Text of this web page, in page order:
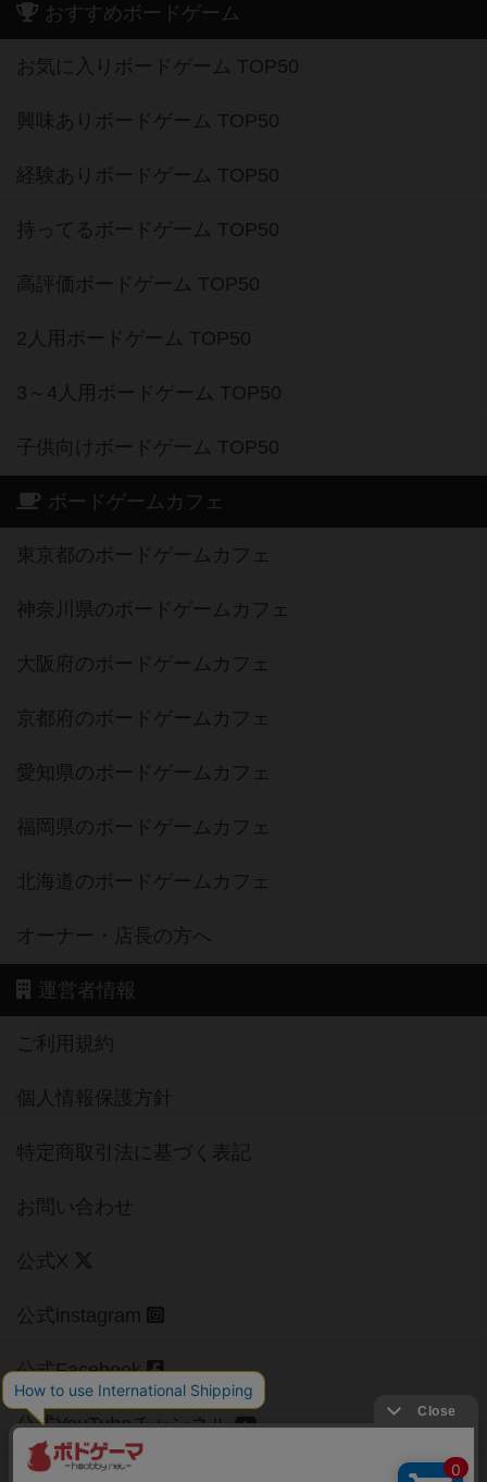
おすすめボードゲーム
お気に入りボードゲーム TOP50
興味ありボードゲーム TOP50
経験ありボードゲーム TOP50
持ってるボードゲーム TOP50
高評価ボードゲーム TOP50
2人用ボードゲーム TOP50
3～4人用ボードゲーム TOP50
子供向けボードゲーム TOP50
ボードゲームカフェ
東京都のボードゲームカフェ
神奈川県のボードゲームカフェ
大阪府のボードゲームカフェ
京都府のボードゲームカフェ
愛知県のボードゲームカフェ
福岡県のボードゲームカフェ
北海道のボードゲームカフェ
オーナー・店長の方へ
運営者情報
ご利用規約
個人情報保護方針
特定商取引法に基づく表記
お問い合わせ
公式X
公式instagram
公式Facebook
公式YouTubeチャンネル